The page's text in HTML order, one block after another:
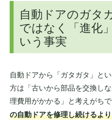
自動ドアのガタ
ではなく「進化
いう事実
自動ドアから「ガタガタ」と
方は「古いから部品を交換し
理費用がかかる」と考えがちで
の自動ドアを修理し続けるよ